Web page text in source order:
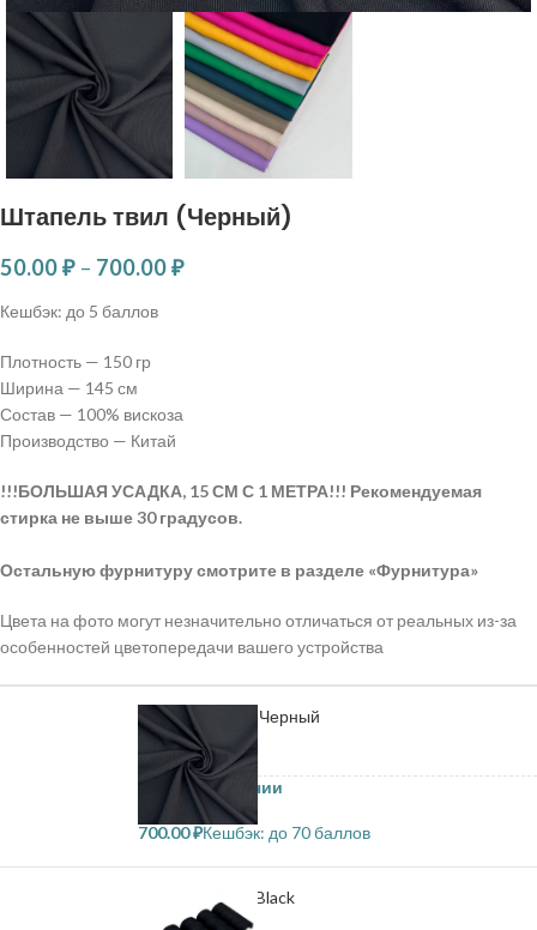
Штапель твил (Черный)
50.00₽ – 700.00₽
Кешбэк: до 5 баллов
Плотность — 150 гр
Ширина — 145 см
Состав — 100% вискоза
Производство — Китай
!!!БОЛЬШАЯ УСАДКА, 15 СМ С 1 МЕТРА!!! Рекомендуемая
стирка не выше 30 градусов.
Остальную фурнитуру смотрите в разделе «Фурнитура»
Цвета на фото могут незначительно отличаться от реальных из-за
особенностей цветопередачи вашего устройства
Штапель твил - Черный
700.00₽Кешбэк: до 70 баллов
23.4 в наличии
Нитки Dor tak - Black